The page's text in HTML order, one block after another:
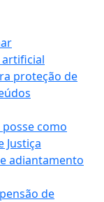
proteção de
como
Justiça
adiantamento
de